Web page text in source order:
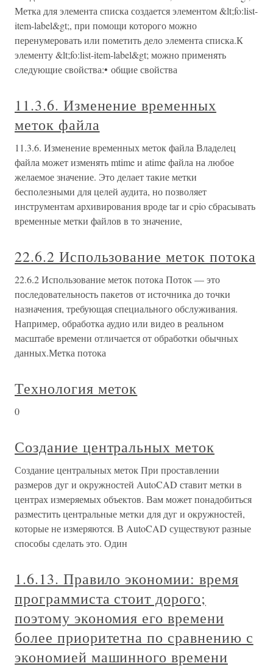
Метка для элемента списка создается элементом &lt;fo:list-
item-label&gt;, при помощи которого можно
перенумеровать или пометить дело элемента списка.К
элементу &lt;fo:list-item-label&gt; можно применять
следующие свойства:• общие свойства
11.3.6. Изменение временных
меток файла
11.3.6. Изменение временных меток файла Владелец
файла может изменять mtime и atime файла на любое
желаемое значение. Это делает такие метки
бесполезными для целей аудита, но позволяет
инструментам архивирования вроде tar и cpio сбрасывать
временные метки файлов в то значение,
22.6.2 Использование меток потока
22.6.2 Использование меток потока Поток — это
последовательность пакетов от источника до точки
назначения, требующая специального обслуживания.
Например, обработка аудио или видео в реальном
масштабе времени отличается от обработки обычных
данных.Метка потока
Технология меток
0
Создание центральных меток
Создание центральных меток При проставлении
размеров дуг и окружностей AutoCAD ставит метки в
центрах измеряемых объектов. Вам может понадобиться
разместить центральные метки для дуг и окружностей,
которые не измеряются. В AutoCAD существуют разные
способы сделать это. Один
1.6.13. Правило экономии: время
программиста стоит дорого;
поэтому экономия его времени
более приоритетна по сравнению с
экономией машинного времени